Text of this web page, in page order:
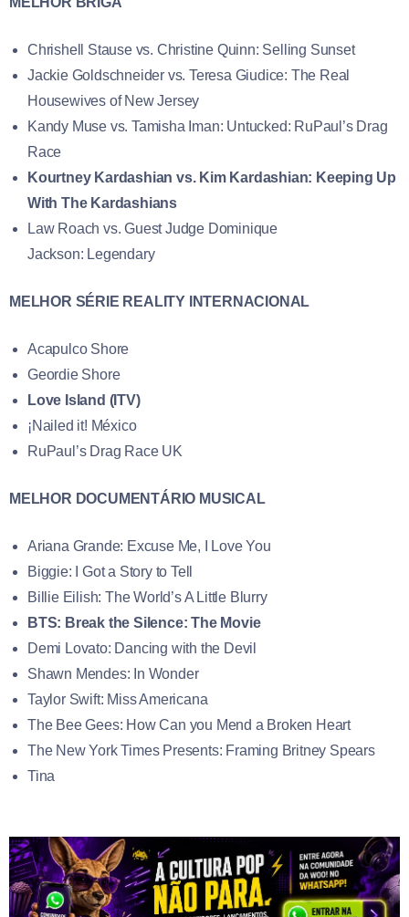
Chrishell Stause vs. Christine Quinn: Selling Sunset
Jackie Goldschneider vs. Teresa Giudice: The Real
Housewives of New Jersey
Kandy Muse vs. Tamisha Iman: Untucked: RuPaul’s Drag
Race
Kourtney Kardashian vs. Kim Kardashian: Keeping Up
With The Kardashians
Law Roach vs. Guest Judge Dominique
Jackson: Legendary
MELHOR SÉRIE REALITY INTERNACIONAL
Acapulco Shore
Geordie Shore
Love Island (ITV)
¡Nailed it! México
RuPaul’s Drag Race UK
MELHOR DOCUMENTÁRIO MUSICAL
Ariana Grande: Excuse Me, I Love You
Biggie: I Got a Story to Tell
Billie Eilish: The World’s A Little Blurry
BTS: Break the Silence: The Movie
Demi Lovato: Dancing with the Devil
Shawn Mendes: In Wonder
Taylor Swift: Miss Americana
The Bee Gees: How Can you Mend a Broken Heart
The New York Times Presents: Framing Britney Spears
Tina